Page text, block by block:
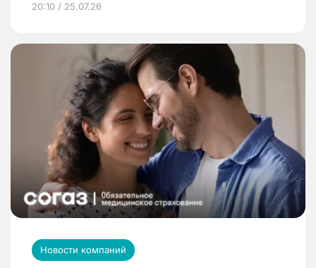
20:10 / 25.07.26
Новости компаний